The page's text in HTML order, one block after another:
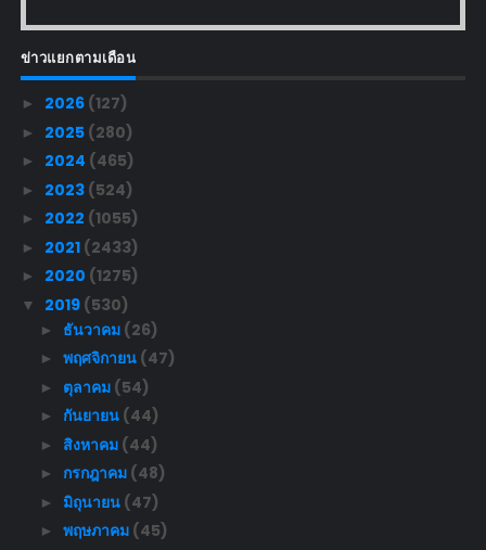
ข่าวแยกตามเดือน
► 2026 (127)
► 2025 (280)
► 2024 (465)
► 2023 (524)
► 2022 (1055)
► 2021 (2433)
► 2020 (1275)
▼ 2019 (530)
► ธันวาคม (26)
► พฤศจิกายน (47)
► ตุลาคม (54)
► กันยายน (44)
► สิงหาคม (44)
► กรกฎาคม (48)
► มิถุนายน (47)
► พฤษภาคม (45)